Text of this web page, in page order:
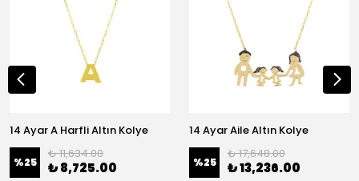
14 Ayar A Harfli Altın Kolye
%25
₺ 11,634.00
₺ 8,725.00
14 Ayar Aile Altın Kolye
%25
₺ 17,648.00
₺ 13,236.00